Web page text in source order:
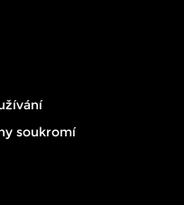
soukromí